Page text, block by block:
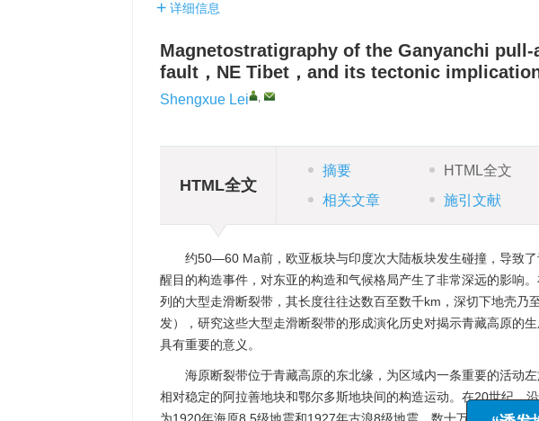
详细信息
Magnetostratigraphy of the Ganyanchi
fault，NE Tibet，and its tectonic
Shengxue Lei ,
HTML全文
摘要 HTML全文
相关文章
施引文献
约50—60 Ma前，欧亚板块与印度次大陆板块发生碰撞，导致
醒目的构造事件，对东亚的构造和气候格局产生了非常深远的影响
列的大型走滑断裂带，其长度往往达数百至数千km，深切下地壳乃
发），研究这些大型走滑断裂带的形成演化历史对揭示青藏高原的
具有重要的意义。
海原断裂带位于青藏高原的东北缘，为区域内一条重要的活动
相对稳定的阿拉善地块和鄂尔多斯地块间的构造运动。在20世纪，